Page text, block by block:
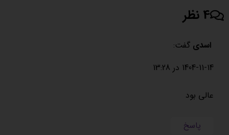
4 نظر
اسدی گفت:
1404-11-14 در 13:28
عالی بود
پاسخ